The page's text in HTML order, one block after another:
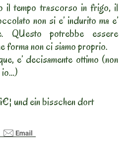
il tempo trascorso in frigo, il
non si e’ indurito ma e’
QUesto potrebbe essere
forma non ci siamo proprio.
e’ decisamente ottimo (non
io…)
und ein bisschen dort